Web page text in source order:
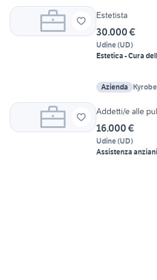
Estetista
30.000 €
Udine(UD)
Estetica - Cura
Azienda
Addetti/e alle
16.000 €
Udine(UD)
Assistenza